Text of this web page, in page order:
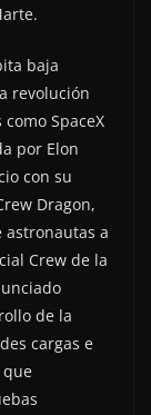
baja
revolución
SpaceX
por Elon
con su
Dragon,
a
Crew de la
de la
cargas e
que